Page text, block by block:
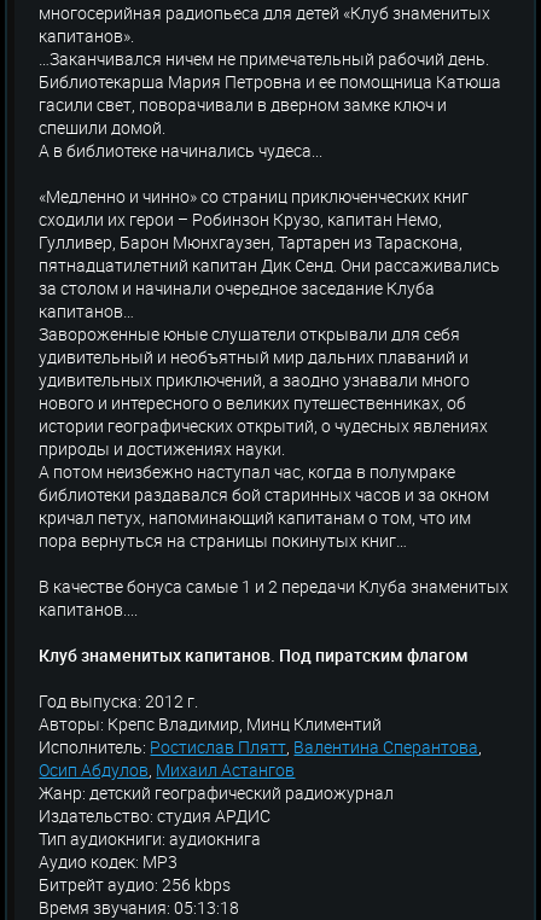
многосерийная радиопьеса для детей «Клуб знаменитых
капитанов».
…Заканчивался ничем не примечательный рабочий день.
Библиотекарша Мария Петровна и ее помощница Катюша
гасили свет, поворачивали в дверном замке ключ и
спешили домой.
А в библиотеке начинались чудеса...
«Медленно и чинно» со страниц приключенческих книг
сходили их герои – Робинзон Крузо, капитан Немо,
Гулливер, Барон Мюнхгаузен, Тартарен из Тараскона,
пятнадцатилетний капитан Дик Сенд. Они рассаживались
за столом и начинали очередное заседание Клуба
капитанов…
Завороженные юные слушатели открывали для себя
удивительный и необъятный мир дальних плаваний и
удивительных приключений, а заодно узнавали много
нового и интересного о великих путешественниках, об
истории географических открытий, о чудесных явлениях
природы и достижениях науки.
А потом неизбежно наступал час, когда в полумраке
библиотеки раздавался бой старинных часов и за окном
кричал петух, напоминающий капитанам о том, что им
пора вернуться на страницы покинутых книг…
В качестве бонуса самые 1 и 2 передачи Клуба знаменитых
капитанов....
Клуб знаменитых капитанов. Под пиратским флагом
Год выпуска: 2012 г.
Авторы: Крепс Владимир, Минц Климентий
Исполнитель: Ростислав Плятт, Валентина Сперантова,
Осип Абдулов, Михаил Астангов
Жанр: детский географический радиожурнал
Издательство: студия АРДИС
Тип аудиокниги: аудиокнига
Аудио кодек: MP3
Битрейт аудио: 256 kbps
Время звучания: 05:13:18